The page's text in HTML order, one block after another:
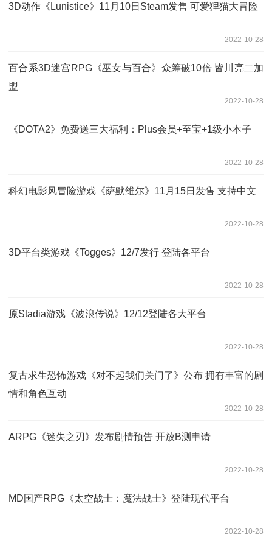
3D动作《Lunistice》11月10日Steam发售 可爱狸猫大冒险
2022-10-28
百合系3D迷宫RPG《巫女与百合》众筹破10倍 皆川亮二加
盟
2022-10-28
《DOTA2》免费送三大福利：Plus会员+至宝+1级小本子
2022-10-28
科幻电影风冒险游戏《萨默维尔》11月15日发售 支持中文
2022-10-28
3D平台类游戏《Togges》12/7发行 登陆各平台
2022-10-28
原Stadia游戏《波浪传说》12/12登陆各大平台
2022-10-28
复古求生恐怖游戏《对不起我们关门了》公布 拥有丰富的剧
情和角色互动
2022-10-28
ARPG《迷失之刃》发布剧情预告 开放B测申请
2022-10-28
MD国产RPG《太空战士：魔法战士》登陆现代平台
2022-10-28